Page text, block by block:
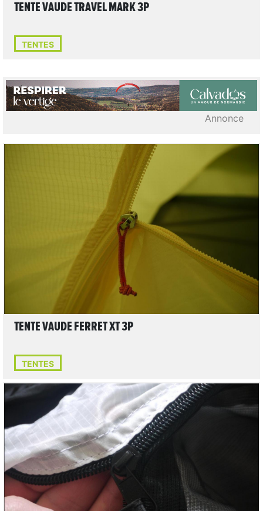
TENTE VAUDE TRAVEL MARK 3P
TENTES
Annonce
LIRE L'ARTICLE
TENTE VAUDE FERRET XT 3P
TENTES
3
LIRE L'ARTICLE